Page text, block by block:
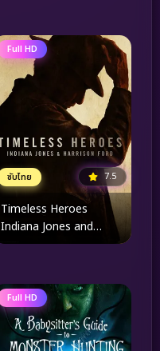
Full HD
ซับไทย 7.5
Timeless Heroes
Indiana Jones and
Harrison Ford (2023)
Full HD